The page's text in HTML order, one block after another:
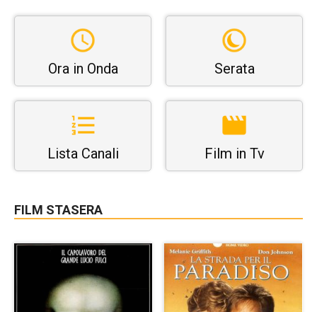
Ora in Onda Serata
Lista Canali Film in Tv
FILM STASERA